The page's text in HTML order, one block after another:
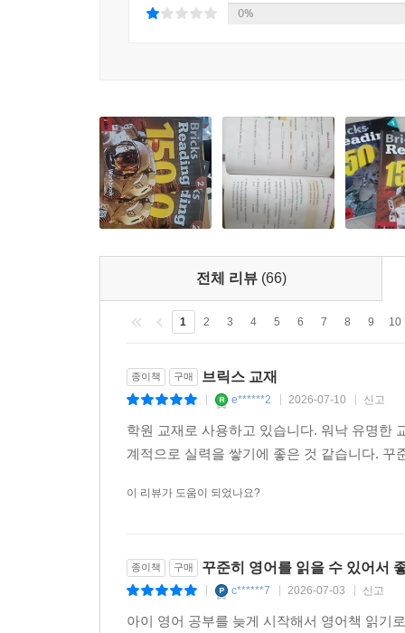
0%
전체 리뷰 (66)
1 2 3 4 5 6 7 8 9 10
종이책 구매 브릭스 교재
e******2 2026-07-10 신고
학원 교재로 사용하고 있습니다. 워낙 유명한
계적으로 실력을 쌓기에 좋은 것 같습니다.
이 리뷰가 도움이 되었나요?
종이책 구매 꾸준히 영어를 읽을 수 있어서
c******7 2026-07-03 신고
아이 영어 공부를 늦게 시작해서 영어책 읽기